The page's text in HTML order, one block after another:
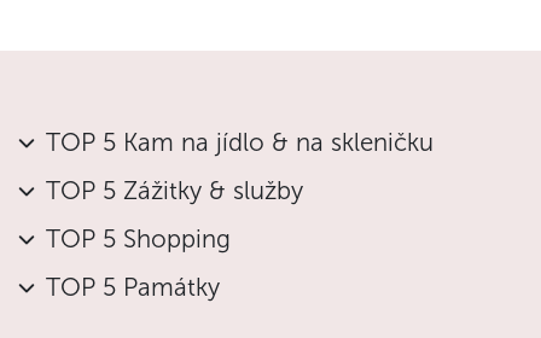
Průvodce hosty vyzvedne přímo v hotelu nebo na
předem domluveném místě v centru Prahy
V ceně je zahrnut vstup na Staroměstskou
Malé Straně
Součástí prohlídky je zastávka v kavárně
s nápojem
TOP 5 Kam na jídlo & na skleničku
TOP 5 Zážitky & služby
TOP 5 Shopping
TOP 5 Památky